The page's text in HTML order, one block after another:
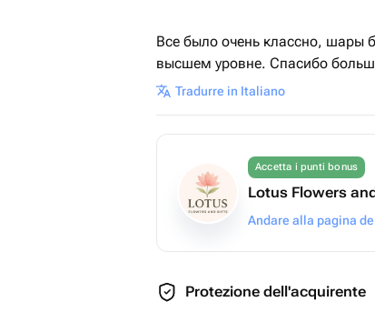
Все было очень классно, шары
высшем уровне. Спасибо
Tradurre in Italiano
Accetta i punti bonus
Lotus Flowers
Andare alla pagina
Protezione dell'acquirente